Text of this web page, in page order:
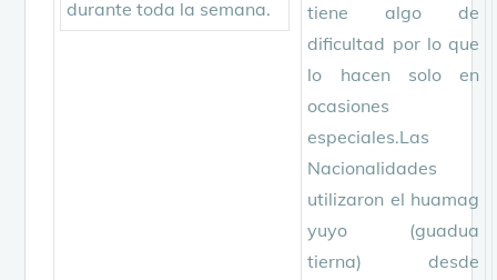
durante toda la semana.
tiene algo de
dificultad por lo que
lo hacen solo en
ocasiones
especiales.Las
Nacionalidades
utilizaron el huamag
yuyo (guadua
tierna) desde